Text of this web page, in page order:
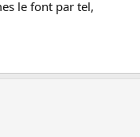
le font par tel,